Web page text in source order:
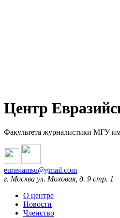
Центр
Факультета журналистики МГУ
eurasiamsu@gmail.com
г. Москва ул. Моховая, д. 9 стр. 1
О центре
Новости
Членство